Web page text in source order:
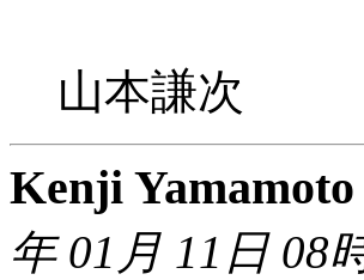
山本謙次
Kenji Yamamoto
年 01月 11日 08